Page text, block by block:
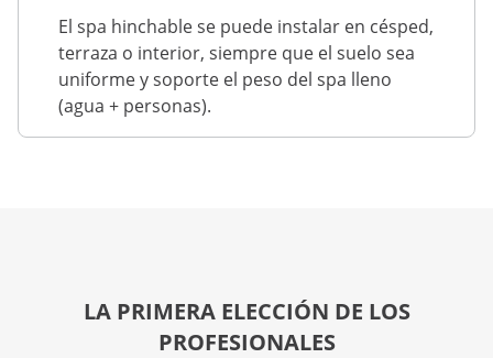
El spa hinchable se puede instalar en césped,
terraza o interior, siempre que el suelo sea
uniforme y soporte el peso del spa lleno
(agua + personas).
LA PRIMERA ELECCIÓN DE LOS
PROFESIONALES